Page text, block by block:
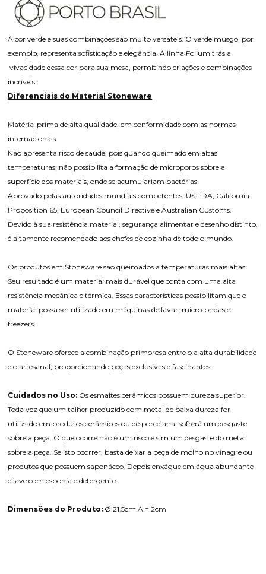
A cor verde e suas combinações são muito versáteis. O verde musgo, por
exemplo, representa sofisticação e elegância. A linha Folium trás a
vivacidade dessa cor para sua mesa, permitindo criações e combinações
incríveis.
Diferenciais do Material Stoneware
Matéria-prima de alta qualidade, em conformidade com as normas
internacionais.
Não apresenta risco de saúde, pois quando queimado em altas
temperaturas, não possibilita a formação de microporos sobre a
superfície dos materiais, onde se acumulariam bactérias.
Aprovado pelas autoridades mundiais competentes: US FDA, California
Proposition 65, European Council Directive e Australian Customs.
Devido à sua resistência material, segurança alimentar e desenho distinto,
é altamente recomendado aos chefes de cozinha de todo o mundo.
Os produtos em Stoneware são queimados a temperaturas mais altas.
Seu resultado é um material mais durável que conta com uma alta
resistência mecânica e térmica. Essas características possibilitam que o
material possa ser utilizado em máquinas de lavar, micro-ondas e
freezers.
O Stoneware oferece a combinação primorosa entre o a alta durabilidade
e o artesanal, proporcionando peças exclusivas e fascinantes.
Cuidados no Uso: Os esmaltes cerâmicos possuem dureza superior.
Toda vez que um talher produzido com metal de baixa dureza for
utilizado em produtos cerâmicos ou de porcelana, sofrerá um desgaste
sobre a peça. O que ocorre não é um risco e sim um desgaste do metal
sobre a peça. Se isto ocorrer, basta deixar a peça de molho no vinagre ou
produtos que possuem saponáceo. Depois enxágue em água abundante
e lave com esponja e detergente.
Dimensões do Produto: Ø 21,5cm A = 2cm